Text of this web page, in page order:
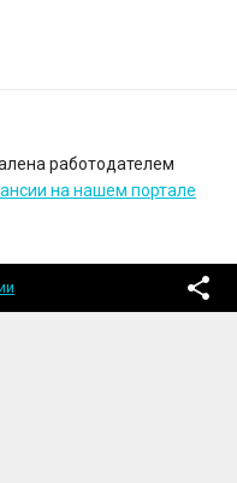
работодателем
на нашем портале